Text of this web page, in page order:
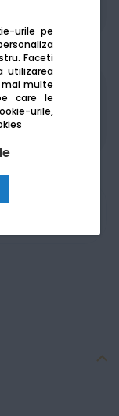
urile pe
Faceti
utilizarea
mai multe
care le
urile,
de